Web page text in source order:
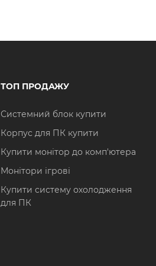
ТОП ПРОДАЖУ
Системний блок купити
Корпус для ПК купити
Купити монітор до комп'ютера
Монітори ігрові
Купити систему охолодження
для ПК